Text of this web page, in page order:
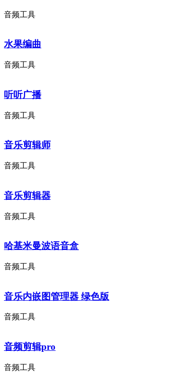
音频工具
水果编曲
音频工具
听听广播
音频工具
音乐剪辑师
音频工具
音乐剪辑器
音频工具
哈基米曼波语音盒
音频工具
音乐内嵌图管理器 绿色版
音频工具
音频剪辑pro
音频工具